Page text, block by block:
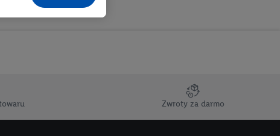
Zwroty za darmo
o dane z innych
również przez różne
urządzeniach
docelowych,
konkretnych treści.